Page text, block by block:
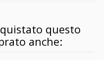
questo
anche: